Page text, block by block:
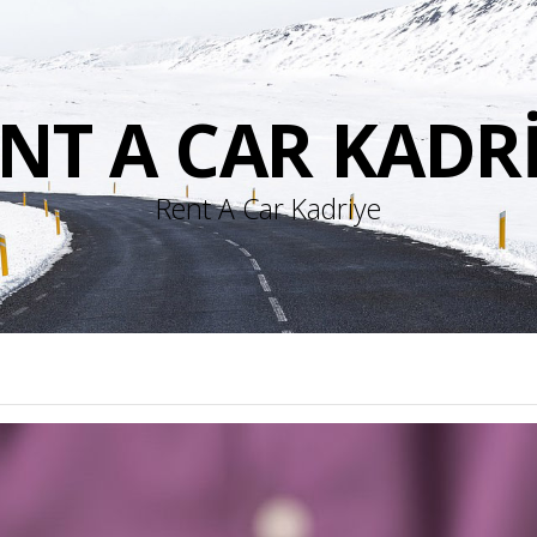
A CAR
Rent A Car Kadriye